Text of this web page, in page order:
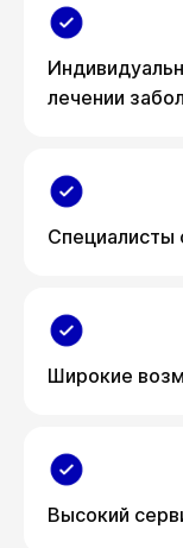
лечении
Специалисты
Широкие
Высокий